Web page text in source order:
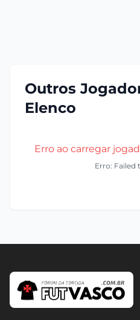
Outros
Elenco
Erro ao carregar
Erro: Failed